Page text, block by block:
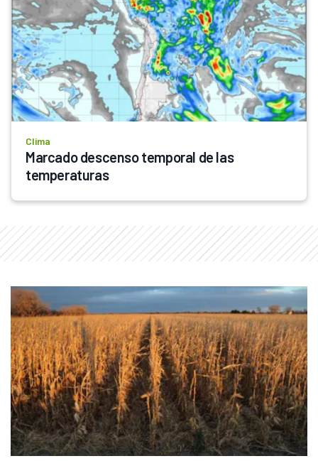
Clima
Marcado descenso temporal de las
temperaturas